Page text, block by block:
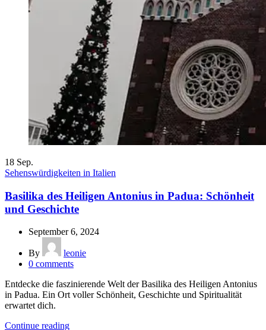
18 Sep.
Sehenswürdigkeiten in Italien
Basilika des Heiligen Antonius in Padua: Schönheit
und Geschichte
September 6, 2024
By
leonie
0 comments
Entdecke die faszinierende Welt der Basilika des Heiligen Antonius
in Padua. Ein Ort voller Schönheit, Geschichte und Spiritualität
erwartet dich.
Continue reading